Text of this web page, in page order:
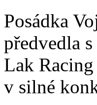
Posádka
předvedla
Lak
v silné